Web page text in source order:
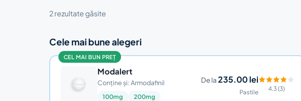
2 rezultate găsite
Cele mai bune alegeri
CEL MAI BUN PREȚ
Modalert
Conține și: Armodafinil
100mg 200mg
De la235.00 lei
Pastile 4.3 (3)